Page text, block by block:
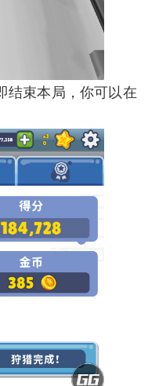
结束本局，你可以在